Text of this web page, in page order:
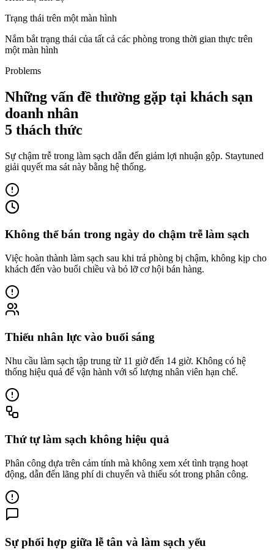
Trạng thái trên một màn hình
Nắm bắt trạng thái của tất cả các phòng trong thời gian thực trên
một màn hình
Problems
Những vấn đề thường gặp tại khách sạn
doanh nhân
5 thách thức
Sự chậm trễ trong làm sạch dẫn đến giảm lợi nhuận gộp. Staytuned
giải quyết ma sát này bằng hệ thống.
Không thể bán trong ngày do chậm trễ làm sạch
Việc hoàn thành làm sạch sau khi trả phòng bị chậm, không kịp cho
khách đến vào buổi chiều và bỏ lỡ cơ hội bán hàng.
Thiếu nhân lực vào buổi sáng
Nhu cầu làm sạch tập trung từ 11 giờ đến 14 giờ. Không có hệ
thống hiệu quả để vận hành với số lượng nhân viên hạn chế.
Thứ tự làm sạch không hiệu quả
Phân công dựa trên cảm tính mà không xem xét tình trạng hoạt
động, dẫn đến lãng phí di chuyển và thiếu sót trong phân công.
Sự phối hợp giữa lễ tân và làm sạch yếu